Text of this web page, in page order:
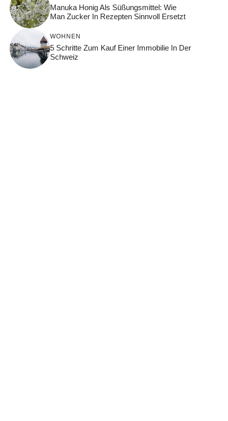
Manuka Honig Als Süßungsmittel: Wie
Man Zucker In Rezepten Sinnvoll Ersetzt
WOHNEN
5 Schritte Zum Kauf Einer Immobilie In Der
Schweiz